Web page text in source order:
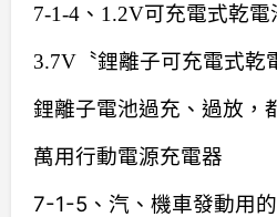
7-1-4、1.2V可充電式乾電
3.7V〝鋰離子可充電式乾
鋰離子電池過充、過放，
萬用行動電源充電器
7-1-5、汽、機車發動用